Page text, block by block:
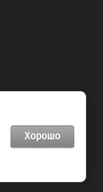
Хорошо